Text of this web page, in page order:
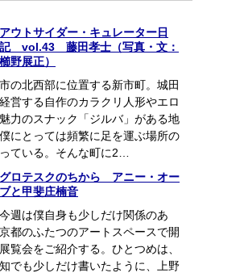
アウトサイダー・キュレーター日
記 vol.43 藤田孝士（写真・文：
櫛野展正）
の北西部に位置する新市町。城田
営する自作のカラクリ人形やエロ
力のスナック「ジルバ」がある地
にとっては頻繁に足を運ぶ場所の
ている。そんな町に2…
グロテスクのちから アニー・オー
ブと甲斐庄楠音
今週は僕自身も少しだけ関係のあ
都のふたつのアートスペースで開
覧会をご紹介する。ひとつめは、
でも少しだけ書いたように、上野